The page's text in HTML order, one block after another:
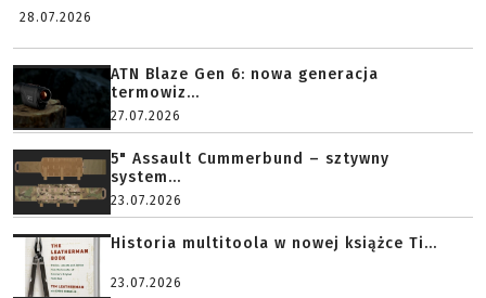
28.07.2026
ATN Blaze Gen 6: nowa generacja
termowiz...
27.07.2026
5" Assault Cummerbund – sztywny
system...
23.07.2026
Historia multitoola w nowej książce Ti...
23.07.2026